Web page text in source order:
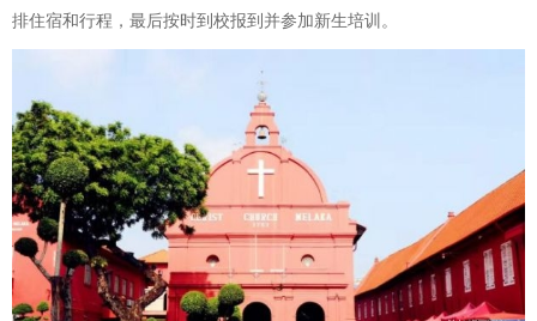
排住宿和行程，最后按时到校报到并参加新生培训。